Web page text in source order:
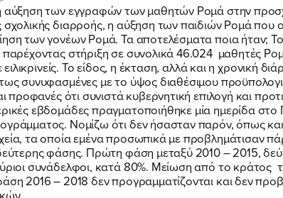
ΝΕΑ
ΕΛΑ ΚΙ ΕΣΥ
αύξηση των εγγραφών των μαθητών Ρομά στην
διαρροής, η αύξηση των παιδιών Ρομά
των γονέων Ρομά. Τα αποτελέσματα ποια ήταν;
στήριξη σε συνολικά 46.024 μαθητές
Το είδος, η έκταση, αλλά και η χρονική
συνυφασμένες με το ύψος διαθέσιμου
προφανές ότι συνιστά κυβερνητική επιλογή και
εβδομάδες πραγματοποιήθηκε μία ημερίδα
Νομίζω ότι δεν ήσασταν παρόν, όπως
τα οποία εμένα προσωπικά με προβλημάτισαν
φάσης. Πρώτη φάση μεταξύ 2010 – 2015,
συνάδελφοι, κατά 80%. Μείωση από το κράτος
2016 – 2018 δεν προγραμματίζονται και δεν